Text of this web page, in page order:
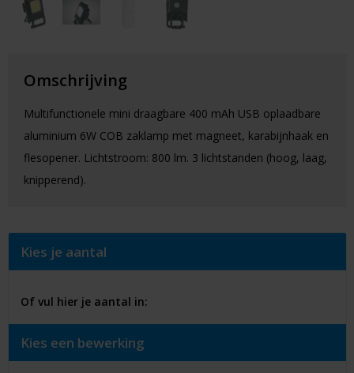
Omschrijving
Multifunctionele mini draagbare 400 mAh USB oplaadbare
aluminium 6W COB zaklamp met magneet, karabijnhaak en
flesopener. Lichtstroom: 800 lm. 3 lichtstanden (hoog, laag,
knipperend).
Kies je aantal
Of vul hier je aantal in:
Kies een bewerking